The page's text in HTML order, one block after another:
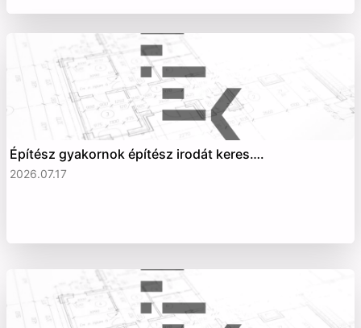
Építész gyakornok építész irodát keres….
2026.07.17